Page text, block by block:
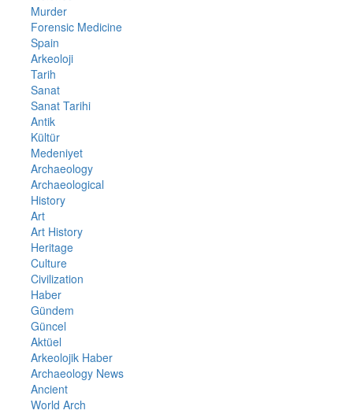
Murder
Forensic Medicine
Spain
Arkeoloji
Tarih
Sanat
Sanat Tarihi
Antik
Kültür
Medeniyet
Archaeology
Archaeological
History
Art
Art History
Heritage
Culture
Civilization
Haber
Gündem
Güncel
Aktüel
Arkeolojik Haber
Archaeology News
Ancient
World Arch